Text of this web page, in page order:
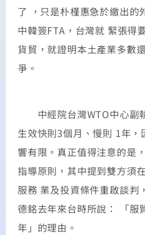
了 ，只是朴槿惠急於繳出的
中韓簽FTA，台灣就 緊張得
貨貿，就證明本土產業多數
爭。
中經院台灣WTO中心副
生效快則3個月、慢則 1年
響有限。真正值得注意的是
指導原則，其中提到雙方須
服務 業及投資條件重啟談判
德銘去年來台時所說： 「服
年」的理由。